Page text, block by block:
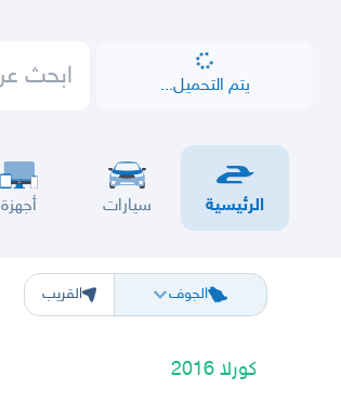
يتم التحميل...
الرئيسية سيارات أجهزة
الجوف
الرياض الشرقيه حفر الباطن المدينة
القريب
كورلا 2016